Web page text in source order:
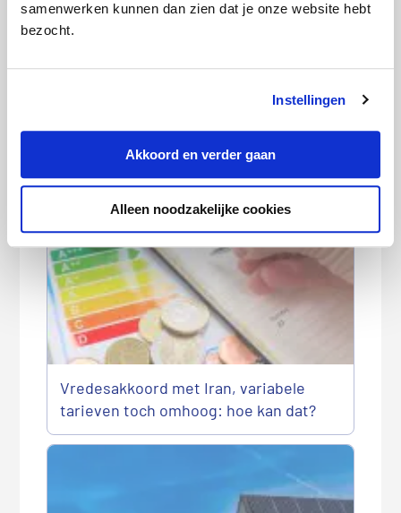
samenwerken kunnen dan zien dat je onze website hebt
bezocht.
Instellingen
Akkoord en verder gaan
Alleen noodzakelijke cookies
Deze artikelen kunnen we je
aanraden:
Vredesakkoord met Iran, variabele
tarieven toch omhoog: hoe kan dat?